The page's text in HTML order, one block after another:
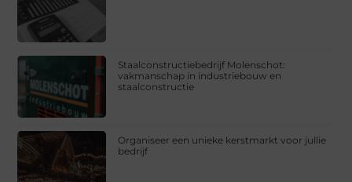
Staalconstructiebedrijf Molenschot:
vakmanschap in industriebouw en
staalconstructie
Organiseer een unieke kerstmarkt voor jullie
bedrijf